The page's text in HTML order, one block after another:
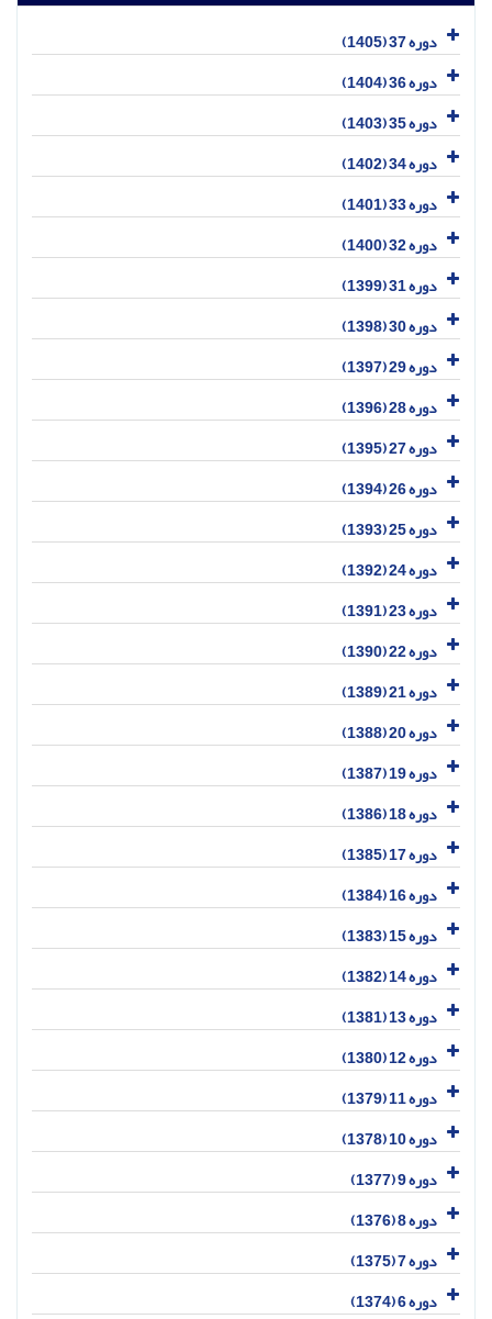
دوره 37 (1405)
دوره 36 (1404)
دوره 35 (1403)
دوره 34 (1402)
دوره 33 (1401)
دوره 32 (1400)
دوره 31 (1399)
دوره 30 (1398)
دوره 29 (1397)
دوره 28 (1396)
دوره 27 (1395)
دوره 26 (1394)
دوره 25 (1393)
دوره 24 (1392)
دوره 23 (1391)
دوره 22 (1390)
دوره 21 (1389)
دوره 20 (1388)
دوره 19 (1387)
دوره 18 (1386)
دوره 17 (1385)
دوره 16 (1384)
دوره 15 (1383)
دوره 14 (1382)
دوره 13 (1381)
دوره 12 (1380)
دوره 11 (1379)
دوره 10 (1378)
دوره 9 (1377)
دوره 8 (1376)
دوره 7 (1375)
دوره 6 (1374)